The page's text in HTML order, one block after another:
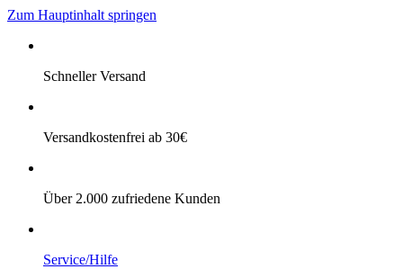
Zum Hauptinhalt springen
Schneller Versand
Versandkostenfrei ab 30€
Über 2.000 zufriedene Kunden
Service/Hilfe